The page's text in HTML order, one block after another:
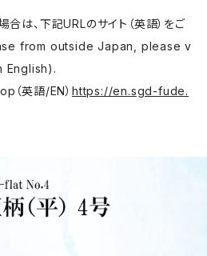
は、下記URLのサイト（英語）をご
from outside Japan, please v
English).
英語/EN）https://en.sgd-fude.